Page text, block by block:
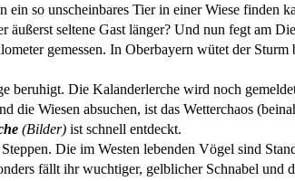
so unscheinbares Tier in einer Wiese finden
seltene Gast länger? Und nun fegt am
gemessen. In Oberbayern wütet der Sturm
beruhigt. Die Kalanderlerche wird noch
die Wiesen absuchen, ist das Wetterchaos
(Bilder) ist schnell entdeckt.
Die im Westen lebenden Vögel sind
fällt ihr wuchtiger, gelblicher Schnabel und